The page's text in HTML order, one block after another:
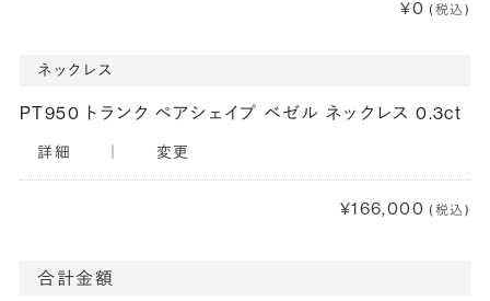
¥0 (税込)
ネックレス
PT950 トランク ペアシェイプ ベゼル ネックレス 0.3ct
詳細 変更
¥166,000 (税込)
合計金額